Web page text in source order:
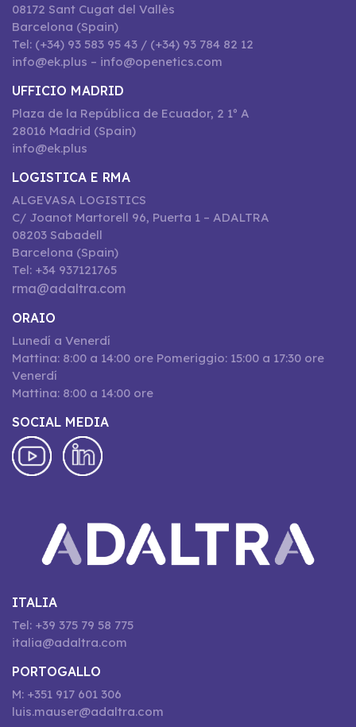
08172 Sant Cugat del Vallès
Barcelona (Spain)
Tel: (+34) 93 583 95 43 / (+34) 93 784 82 12
info@ek.plus – info@openetics.com
UFFICIO MADRID
Plaza de la República de Ecuador, 2 1º A
28016 Madrid (Spain)
info@ek.plus
LOGISTICA E RMA
ALGEVASA LOGISTICS
C/ Joanot Martorell 96, Puerta 1 – ADALTRA
08203 Sabadell
Barcelona (Spain)
Tel: +34 937121765
rma@adaltra.com
ORAIO
Lunedí a Venerdí
Mattina: 8:00 a 14:00 ore Pomeriggio: 15:00 a 17:30 ore
Venerdí
Mattina: 8:00 a 14:00 ore
SOCIAL MEDIA
ITALIA
Tel: +39 375 79 58 775
italia@adaltra.com
PORTOGALLO
M: +351 917 601 306
luis.mauser@adaltra.com